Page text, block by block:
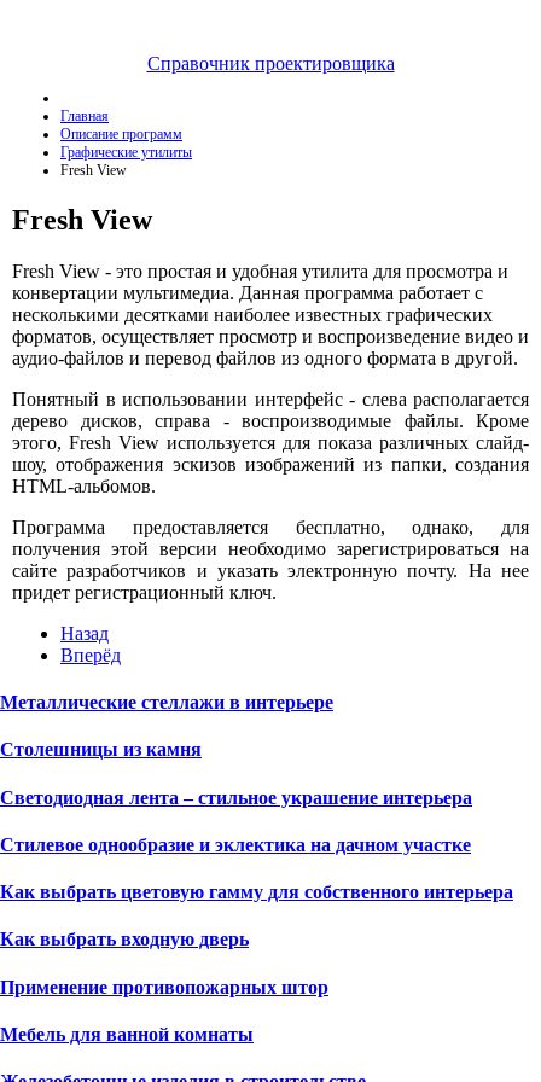
Справочник проектировщика
Главная
Описание программ
Графические утилиты
Fresh View
Fresh View
Fresh View - это простая и удобная утилита для просмотра и
конвертации мультимедиа. Данная программа работает с
несколькими десятками наиболее известных графических
форматов, осуществляет просмотр и воспроизведение видео и
аудио-файлов и перевод файлов из одного формата в другой.
Понятный в использовании интерфейс - слева располагается
дерево дисков, справа - воспроизводимые файлы. Кроме
этого, Fresh View используется для показа различных слайд-
шоу, отображения эскизов изображений из папки, создания
HTML-альбомов.
Программа предоставляется бесплатно, однако, для
получения этой версии необходимо зарегистрироваться на
сайте разработчиков и указать электронную почту. На нее
придет регистрационный ключ.
Назад
Вперёд
Металлические стеллажи в интерьере
Столешницы из камня
Светодиодная лента – стильное украшение интерьера
Стилевое однообразие и эклектика на дачном участке
Как выбрать цветовую гамму для собственного интерьера
Как выбрать входную дверь
Применение противопожарных штор
Мебель для ванной комнаты